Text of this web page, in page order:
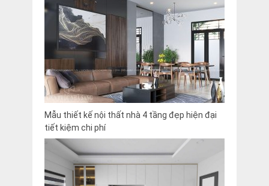
Mẫu thiết kế nội thất nhà 4 tầng đẹp hiện đại
tiết kiệm chi phí